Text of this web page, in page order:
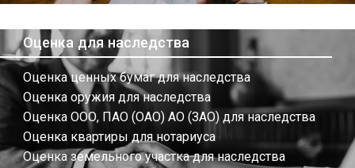
Оценка для наследства
Оценка ценных бумаг для наследства
Оценка оружия для наследства
Оценка ООО, ПАО (ОАО) АО (ЗАО) для наследства
Оценка квартиры для нотариуса
Оценка земельного участка для наследства